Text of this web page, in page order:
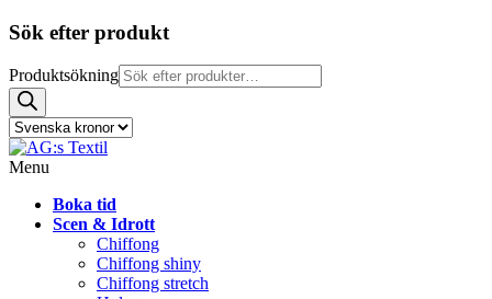
Sök efter produkt
Produktsökning
Menu
Boka tid
Scen & Idrott
Chiffong
Chiffong shiny
Chiffong stretch